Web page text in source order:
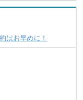
はお早めに！